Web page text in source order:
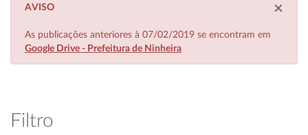
×
AVISO
As publicações anteriores à 07/02/2019 se encontram em
Google Drive - Prefeitura de Ninheira
Filtro